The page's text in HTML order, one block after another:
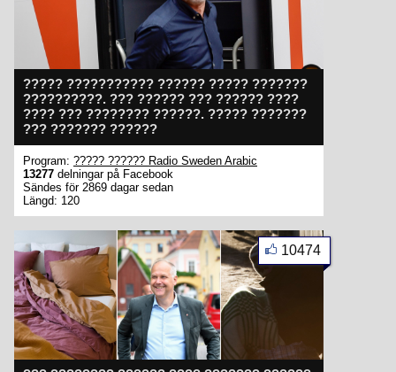
????? ??????????? ?????? ????? ???????
??????????. ??? ?????? ??? ?????? ????
???? ??? ???????? ??????. ????? ???????
??? ??????? ??????
Program: ????? ?????? Radio Sweden Arabic
13277 delningar på Facebook
Sändes för 2869 dagar sedan
Längd: 120
10474